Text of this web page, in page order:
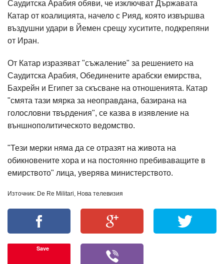
Саудитска Арабия обяви, че изключват Държавата
Катар от коалицията, начело с Рияд, която извършва
въздушни удари в Йемен срещу хуситите, подкрепяни
от Иран.
От Катар изразяват "съжаление" за решението на
Саудитска Арабия, Обединените арабски емирства,
Бахрейн и Египет за скъсване на отношенията. Катар
"смята тази мярка за неоправдана, базирана на
голословни твърдения", се казва в изявление на
външнополитическото ведомство.
"Тези мерки няма да се отразят на живота на
обикновените хора и на постоянно пребиваващите в
емирството" лица, уверява министерството.
Източник: De Re Militari, Нова телевизия
Save